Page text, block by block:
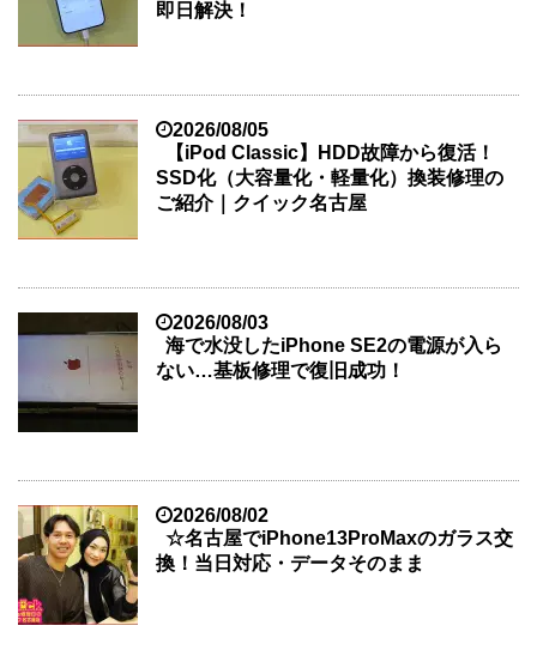
即日解決！
2026/08/05
【iPod Classic】HDD故障から復活！
SSD化（大容量化・軽量化）換装修理の
ご紹介｜クイック名古屋
2026/08/03
海で水没したiPhone SE2の電源が入ら
ない…基板修理で復旧成功！
2026/08/02
☆名古屋でiPhone13ProMaxのガラス交
換！当日対応・データそのまま